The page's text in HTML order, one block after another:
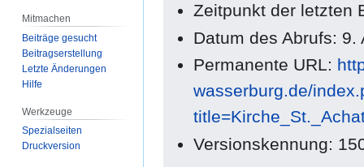
Zeitpunkt der letzten
Datum des Abrufs:
Permanente URL:
wasserburg.de/
Versionskennung:
Mitmachen
Beiträge gesucht
Beitragserstellung
Letzte Änderungen
Hilfe
Werkzeuge
Spezialseiten
Druckversion